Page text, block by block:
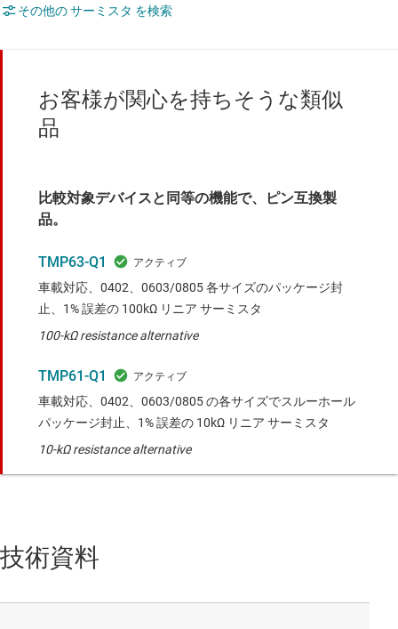
その他の サーミスタ を検索
お客様が関心を持ちそうな類似
品
比較対象デバイスと同等の機能で、ピン互換製
品。
TMP63-Q1
車載対応、0402、0603/0805 各サイズのパッケージ封
止、1% 誤差の 100kΩ リニア サーミスタ
100-kΩ resistance alternative
TMP61-Q1
車載対応、0402、0603/0805 の各サイズでスルーホール
パッケージ封止、1% 誤差の 10kΩ リニア サーミスタ
10-kΩ resistance alternative
技術資料